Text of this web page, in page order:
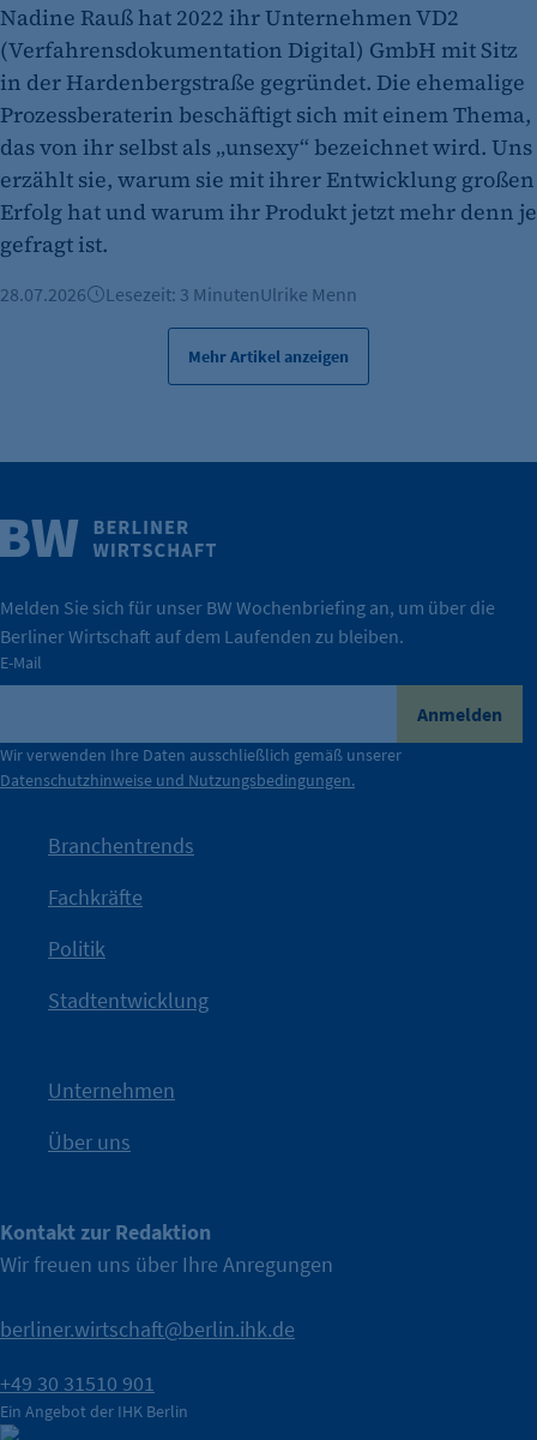
IHK Berlin. Offizieller Unterstützer der Berliner Wirtschaft.
Nach einer aufmerksamkeitsstarken Teaserphase geht die
Kampagne der IHK Berlin in die nächste Stufe. Mit
IHK?“wurde bewusst Neugier geweckt und Gespräche
mit Haltung.
Die Unternehmer stehen stellvertretend für die Vielfalt
der Berliner Wirtschaft.
Durch ihre Perspektiven wird deutlich, was der Claim
konkret bedeutet – und wie die IHK Berlin Unternehmen
tatsächlich unterstützt.
Wirtschaft.
Weitere Infos
Nadine Rauß hat 2022 ihr Unternehmen VD2
(Verfahrensdokumentation Digital) GmbH mit Sitz
in der Hardenbergstraße gegründet. Die ehemalige
Prozessberaterin beschäftigt sich mit einem Thema,
das von ihr selbst als „unsexy“ bezeichnet wird. Uns
erzählt sie, warum sie mit ihrer Entwicklung großen
Erfolg hat und warum ihr Produkt jetzt mehr denn je
gefragt ist.
28.07.2026 Lesezeit: 3 MinutenUlrike Menn
Mehr Artikel anzeigen
Melden Sie sich für unser BW Wochenbriefing an, um über die
Berliner Wirtschaft auf dem Laufenden zu bleiben.
E-Mail
Anmelden
Wir verwenden Ihre Daten ausschließlich gemäß unserer
Datenschutzhinweise und Nutzungsbedingungen.
Branchentrends
Fachkräfte
Politik
Stadtentwicklung
Unternehmen
Über uns
Kontakt zur Redaktion
Wir freuen uns über Ihre Anregungen
berliner.wirtschaft@berlin.ihk.de
+49 30 31510 901
Ein Angebot der IHK Berlin